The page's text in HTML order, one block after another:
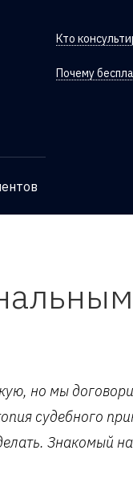
Кто
Почему
но мы
судебного
Знакомый